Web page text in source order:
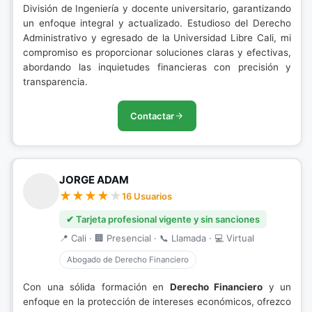
División de Ingeniería y docente universitario, garantizando
un enfoque integral y actualizado. Estudioso del Derecho
Administrativo y egresado de la Universidad Libre Cali, mi
compromiso es proporcionar soluciones claras y efectivas,
abordando las inquietudes financieras con precisión y
transparencia.
Contactar
JORGE ADAM
16 Usuarios
✔ Tarjeta profesional vigente y sin sanciones
📍 Cali · 🏢 Presencial · 📞 Llamada · 💻 Virtual
Abogado de Derecho Financiero
Con una sólida formación en Derecho Financiero y un
enfoque en la protección de intereses económicos, ofrezco